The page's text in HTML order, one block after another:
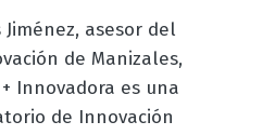
Jiménez, asesor del
de Manizales,
Innovadora es una
de Innovación